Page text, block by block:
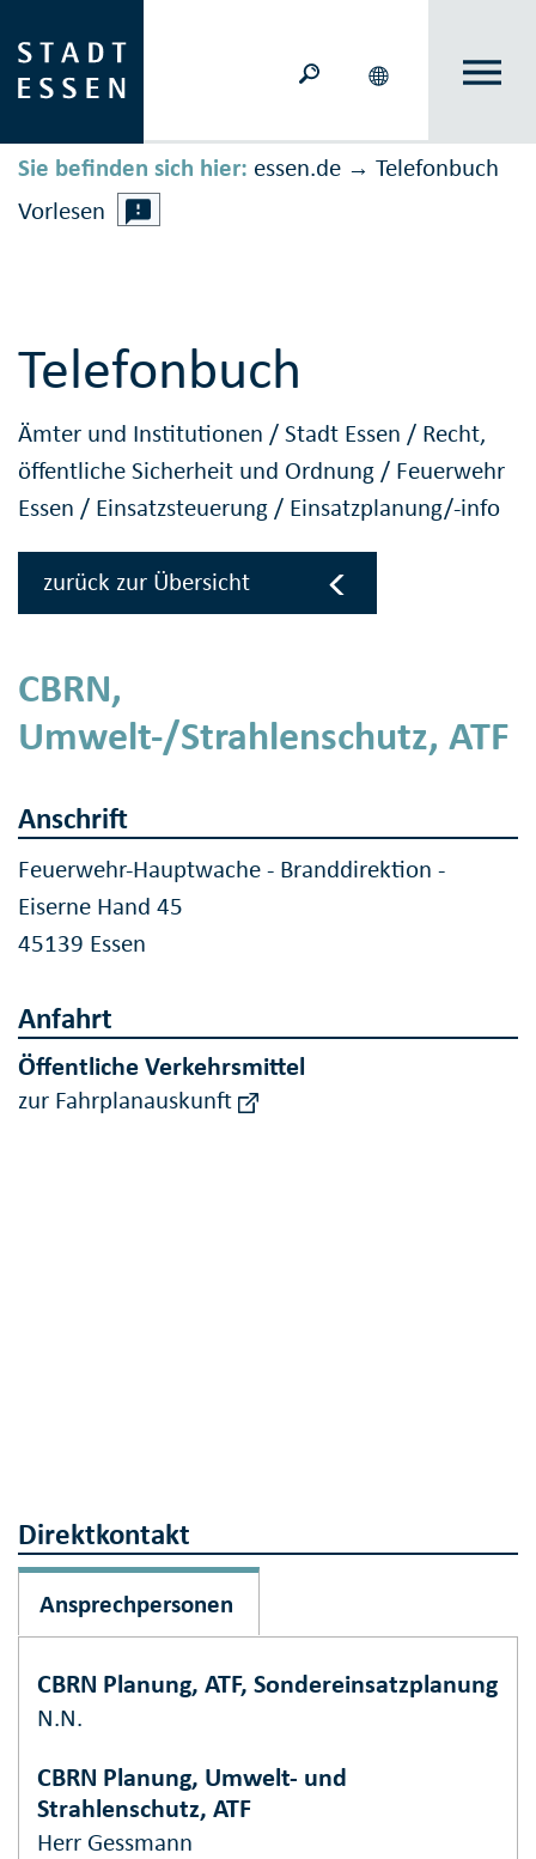
Sie befinden sich hier: essen.de → Telefonbuch
Vorlesen
Telefonbuch
Ämter und Institutionen /Stadt Essen / Recht,
öffentliche Sicherheit und Ordnung / Feuerwehr
Essen / Einsatzsteuerung / Einsatzplanung/-info
zurück zur Übersicht
CBRN,
Umwelt-/Strahlenschutz, ATF
Anschrift
Feuerwehr-Hauptwache - Branddirektion -
Eiserne Hand 45
45139 Essen
Anfahrt
Öffentliche Verkehrsmittel
zur Fahrplanauskunft
Direktkontakt
Ansprechpersonen
CBRN Planung, ATF, Sondereinsatzplanung
N.N.
CBRN Planung, Umwelt- und
Strahlenschutz, ATF
Herr Gessmann